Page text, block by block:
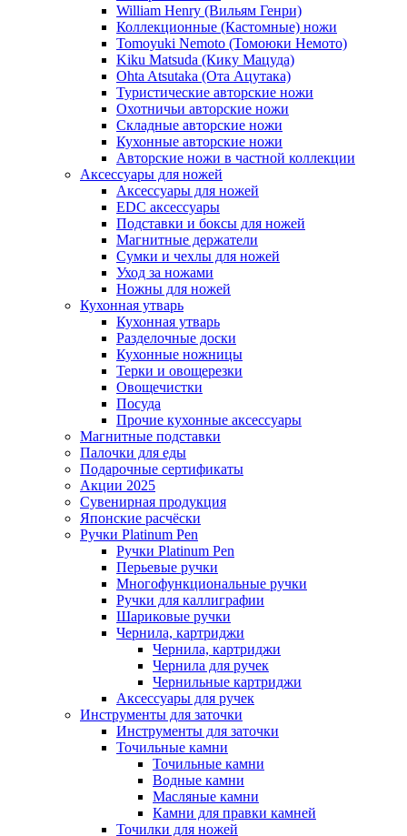
William Henry (Вильям Генри)
Коллекционные (Кастомные) ножи
Tomoyuki Nemoto (Томоюки Немото)
Kiku Matsuda (Кику Мацуда)
Ohta Atsutaka (Ота Ацутака)
Туристические авторские ножи
Охотничьи авторские ножи
Складные авторские ножи
Кухонные авторские ножи
Авторские ножи в частной коллекции
Аксессуары для ножей
Аксессуары для ножей
EDC аксессуары
Подставки и боксы для ножей
Магнитные держатели
Сумки и чехлы для ножей
Уход за ножами
Ножны для ножей
Кухонная утварь
Кухонная утварь
Разделочные доски
Кухонные ножницы
Терки и овощерезки
Овощечистки
Посуда
Прочие кухонные аксессуары
Магнитные подставки
Палочки для еды
Подарочные сертификаты
Акции 2025
Сувенирная продукция
Японские расчёски
Ручки Platinum Pen
Ручки Platinum Pen
Перьевые ручки
Многофункциональные ручки
Ручки для каллиграфии
Шариковые ручки
Чернила, картриджи
Чернила, картриджи
Чернила для ручек
Чернильные картриджи
Аксессуары для ручек
Инструменты для заточки
Инструменты для заточки
Точильные камни
Точильные камни
Водные камни
Масляные камни
Камни для правки камней
Точилки для ножей